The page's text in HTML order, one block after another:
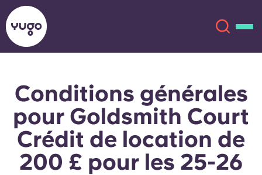
À propos
Lieux
Plus
English (GB)
English (US)
Chinese Español
Conditions générales
pour Goldsmith Court
Crédit de location de
200 £ pour les 25-26